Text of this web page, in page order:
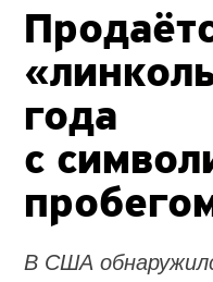
года
с
В США